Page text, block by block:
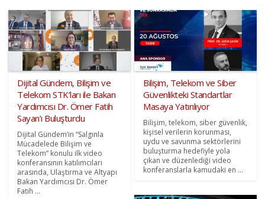
Dijital Gündem, Bilişim ve
Telekom STK’ları ile Bakan
Yardımcısı Dr. Ömer Fatih
Sayan’ı Buluşturdu
Dijital Gündem’in “Salgınla
Mücadelede Bilişim ve
Telekom” konulu ilk video
konferansının katılımcıları
arasında, Ulaştırma ve Altyapı
Bakan Yardımcısı Dr. Ömer
Fatih ...
Bilişim, Telekom ve Siber
Güvenlikteki Standartlar
Masaya Yatırılıyor
Bilişim, telekom, siber güvenlik,
kişisel verilerin korunması,
uydu ve savunma sektörlerini
buluşturma hedefiyle yola
çıkan ve düzenlediği video
konferanslarla kamudaki en ...